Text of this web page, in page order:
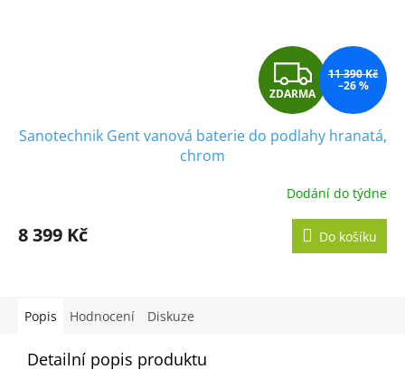
Z
D
A
R
M
A
ZDARMA
11 390 Kč
–26 %
Sanotechnik Gent vanová baterie do podlahy hranatá,
chrom
Dodání do týdne
8 399 Kč Do košíku
Popis Hodnocení Diskuze
Detailní popis produktu